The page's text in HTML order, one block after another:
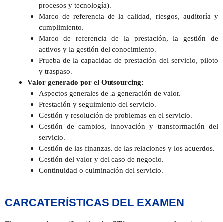
procesos y tecnología).
Marco de referencia de la calidad, riesgos, auditoría y
cumplimiento.
Marco de referencia de la prestación, la gestión de
activos y la gestión del conocimiento.
Prueba de la capacidad de prestación del servicio, piloto
y traspaso.
Valor generado por el Outsourcing:
Aspectos generales de la generación de valor.
Prestación y seguimiento del servicio.
Gestión y resolución de problemas en el servicio.
Gestión de cambios, innovación y transformación del
servicio.
Gestión de las finanzas, de las relaciones y los acuerdos.
Gestión del valor y del caso de negocio.
Continuidad o culminación del servicio.
CARCATERÍSTICAS DEL EXAMEN